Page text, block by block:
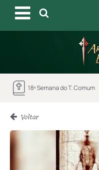
18ª Semana do T. Comum
Voltar